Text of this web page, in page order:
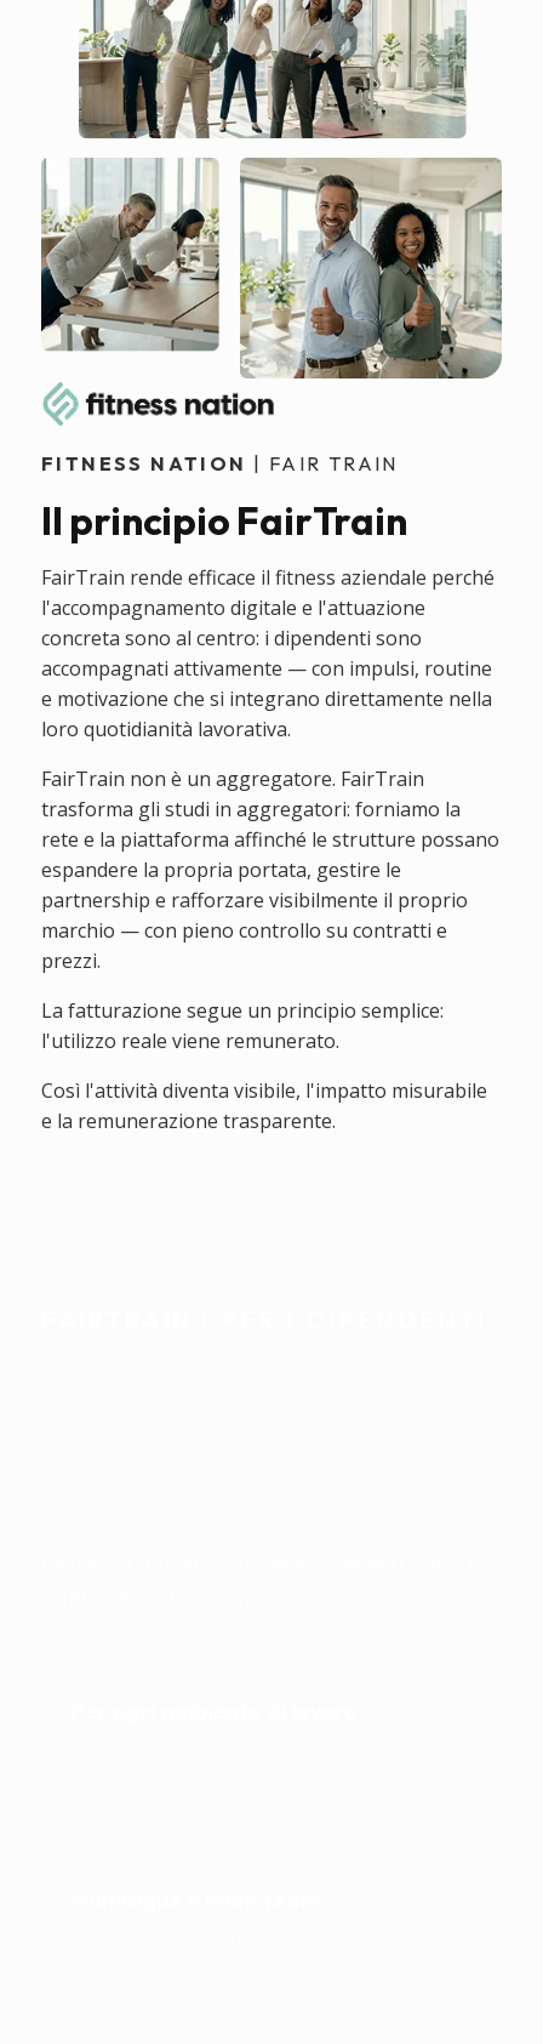
FITNESS NATION | FAIR TRAIN
Il principio FairTrain
FairTrain rende efficace il fitness aziendale perché
l'accompagnamento digitale e l'attuazione
concreta sono al centro: i dipendenti sono
accompagnati attivamente — con impulsi, routine
e motivazione che si integrano direttamente nella
loro quotidianità lavorativa.
FairTrain non è un aggregatore. FairTrain
trasforma gli studi in aggregatori: forniamo la
rete e la piattaforma affinché le strutture possano
espandere la propria portata, gestire le
partnership e rafforzare visibilmente il proprio
marchio — con pieno controllo su contratti e
prezzi.
La fatturazione segue un principio semplice:
l'utilizzo reale viene remunerato.
Così l'attività diventa visibile, l'impatto misurabile
e la remunerazione trasparente.